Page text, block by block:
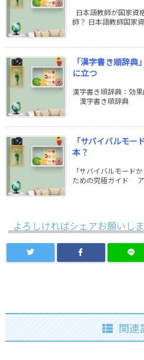
日本語教師が国家資
師？ 日本語教師国家
「漢字書き順辞
に立つ
漢字書き順辞典：効
漢字書き順辞典
「サバイバルモ
本？
「サバイバルモード
ための究極ガイド ア
よろしければシェアお願いし
関連